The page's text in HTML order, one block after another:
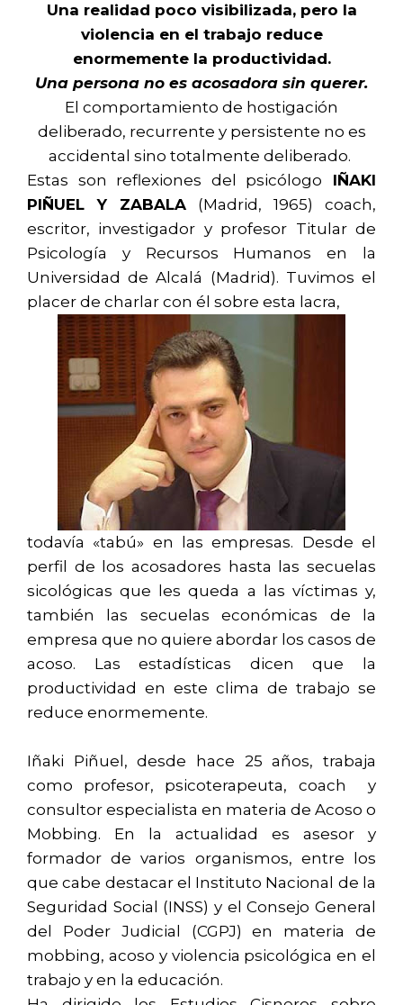
Una realidad poco visibilizada, pero la
violencia en el trabajo reduce
enormemente la productividad.
Una persona no es acosadora sin querer.
El comportamiento de hostigación
deliberado, recurrente y persistente no es
accidental sino totalmente deliberado.
Estas son reflexiones del psicólogo
IÑAKI
PIÑUEL Y ZABALA (Madrid, 1965) coach,
escritor, investigador y profesor Titular de
Psicología y Recursos Humanos en la
Universidad de Alcalá (Madrid). Tuvimos el
placer de charlar con él sobre esta lacra,
todavía «tabú» en las empresas. Desde el
perfil de los acosadores hasta las secuelas
sicológicas que les queda a las víctimas y,
también las secuelas económicas de la
empresa que no quiere abordar los casos de
acoso. Las estadísticas dicen que la
productividad en este clima de trabajo se
reduce enormemente.
Iñaki Piñuel, desde hace 25 años, trabaja
como profesor, psicoterapeuta, coach y
consultor especialista en materia de Acoso o
Mobbing. En la actualidad es asesor y
formador de varios organismos, entre los
que cabe destacar el Instituto Nacional de la
Seguridad Social (INSS) y el Consejo General
del Poder Judicial (CGPJ) en materia de
mobbing, acoso y violencia psicológica en el
trabajo y en la educación.